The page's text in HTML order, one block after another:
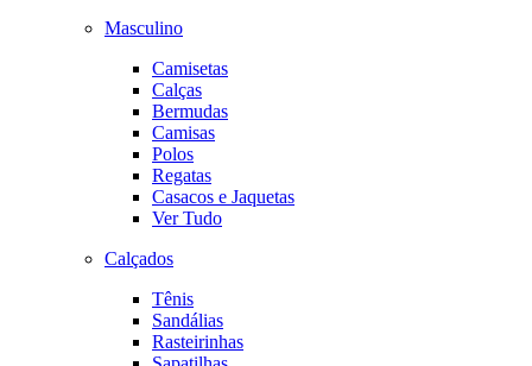
Masculino
Camisetas
Calças
Bermudas
Camisas
Polos
Regatas
Casacos e Jaquetas
Ver Tudo
Calçados
Tênis
Sandálias
Rasteirinhas